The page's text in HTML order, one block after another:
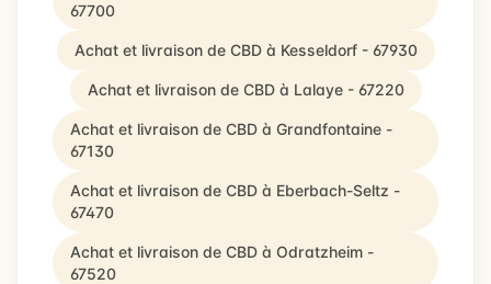
67700
Achat et livraison de CBD à Kesseldorf - 67930
Achat et livraison de CBD à Lalaye - 67220
Achat et livraison de CBD à Grandfontaine -
67130
Achat et livraison de CBD à Eberbach-Seltz -
67470
Achat et livraison de CBD à Odratzheim -
67520